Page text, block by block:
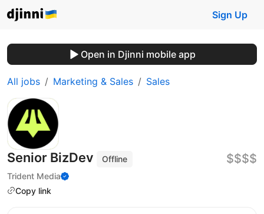
Sign Up
Open in Djinni mobile app
All jobs Marketing & Sales Sales
Senior BizDev
Offline
Trident Media
Copy link
$$$$